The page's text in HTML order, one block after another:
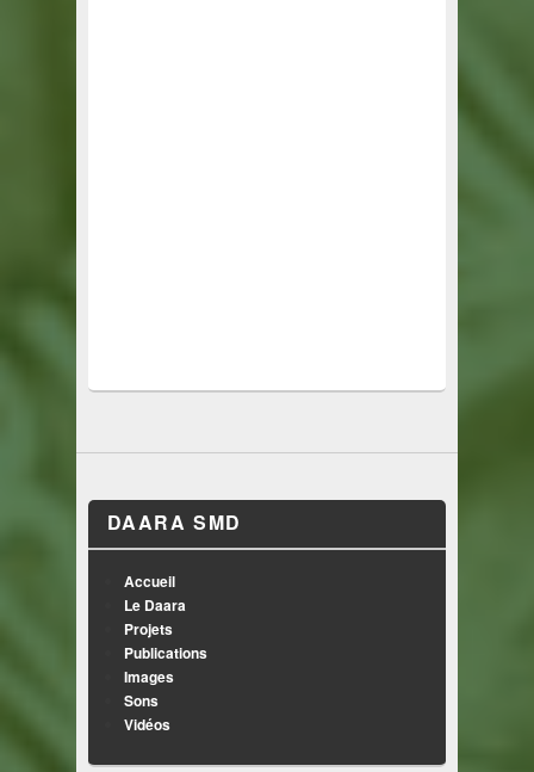
DAARA SMD
Accueil
Le Daara
Projets
Publications
Images
Sons
Vidéos